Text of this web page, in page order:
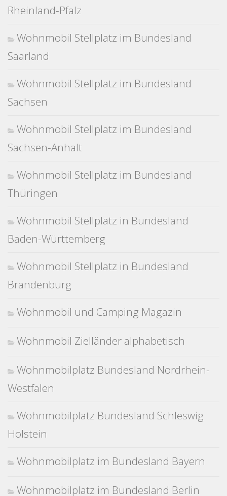
Rheinland-Pfalz
Wohnmobil Stellplatz im Bundesland
Saarland
Wohnmobil Stellplatz im Bundesland
Sachsen
Wohnmobil Stellplatz im Bundesland
Sachsen-Anhalt
Wohnmobil Stellplatz im Bundesland
Thüringen
Wohnmobil Stellplatz in Bundesland
Baden-Württemberg
Wohnmobil Stellplatz in Bundesland
Brandenburg
Wohnmobil und Camping Magazin
Wohnmobil Zielländer alphabetisch
Wohnmobilplatz Bundesland Nordrhein-
Westfalen
Wohnmobilplatz Bundesland Schleswig
Holstein
Wohnmobilplatz im Bundesland Bayern
Wohnmobilplatz im Bundesland Berlin